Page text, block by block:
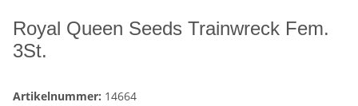
Royal Queen Seeds Trainwreck Fem.
3St.
Artikelnummer: 14664